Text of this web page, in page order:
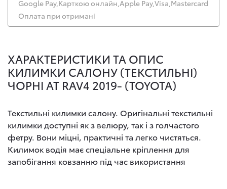
Google Pay,Карткою онлайн,Apple Pay,Visa,Mastercard
Оплата при отримані
ХАРАКТЕРИСТИКИ ТА ОПИС
КИЛИМКИ САЛОНУ (ТЕКСТИЛЬНІ)
ЧОРНІ AT RAV4 2019- (TOYOTA)
Текстильні килимки салону. Оригінальні текстильні
килимки доступні як з велюру, так і з голчастого
фетру. Вони міцні, практичні та легко чистяться.
Килимок водія має спеціальне кріплення для
запобігання ковзанню під час використання